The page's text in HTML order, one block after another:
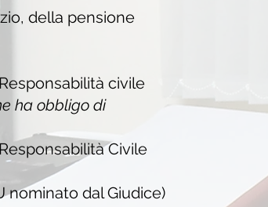
della pensione
civile
ha obbligo di
ResponsabilitàCivile
nominato dal Giudice)